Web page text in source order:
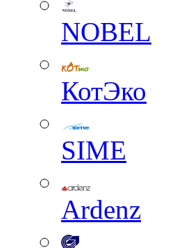
NOBEL
КотЭко
SIME
Ardenz